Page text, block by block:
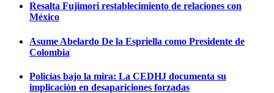
Resalta Fujimori restablecimiento de relaciones con
México
Asume Abelardo De la Espriella como Presidente de
Colombia
Policías bajo la mira: La CEDHJ documenta su
implicación en desapariciones forzadas